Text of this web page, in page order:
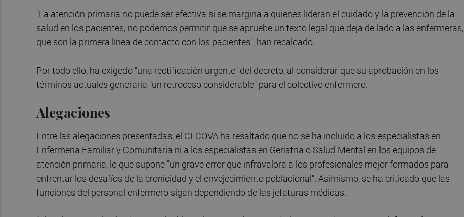
"La atención primaria no puede ser efectiva si se margina a quienes lideran el cuidado y la prevención de la
salud en los pacientes, no podemos permitir que se apruebe un texto legal que deja de lado a las enfermeras,
que son la primera línea de contacto con los pacientes", han recalcado.
Por todo ello, ha exigedo "una rectificación urgente" del decreto, al considerar que su aprobación en los
términos actuales generaría "un retroceso considerable" para el colectivo enfermero.
Alegaciones
Entre las alegaciones presentadas, el CECOVA ha resaltado que no se ha incluido a los especialistas en
Enfermería Familiar y Comunitaria ni a los especialistas en Geriatría o Salud Mental en los equipos de
atención primaria, lo que supone "un grave error que infravalora a los profesionales mejor formados para
enfrentar los desafíos de la cronicidad y el envejecimiento poblacional". Asimismo, se ha criticado que las
funciones del personal enfermero sigan dependiendo de las jefaturas médicas.